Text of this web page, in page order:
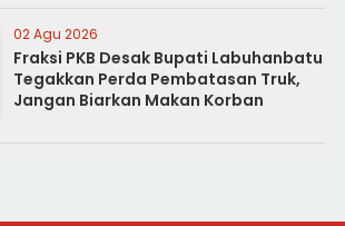
02 Agu 2026
Fraksi PKB Desak Bupati Labuhanbatu
Tegakkan Perda Pembatasan Truk,
Jangan Biarkan Makan Korban